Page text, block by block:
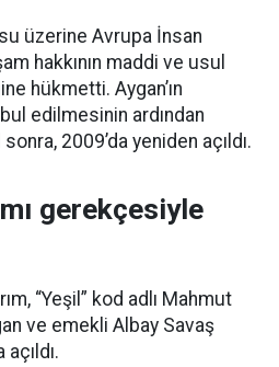
üzerine Avrupa İnsan
hakkının maddi ve usul
hükmetti. Aygan’ın
edilmesinin ardından
2009’da yeniden açıldı.
gerekçesiyle
“Yeşil” kod adlı Mahmut
ve emekli Albay Savaş